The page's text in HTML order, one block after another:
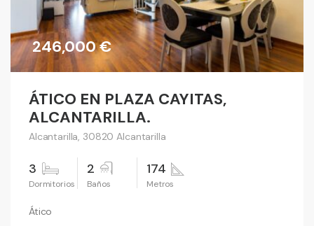
246,000 €
ÁTICO EN PLAZA CAYITAS,
ALCANTARILLA.
Alcantarilla, 30820 Alcantarilla
3 2 174
Ático